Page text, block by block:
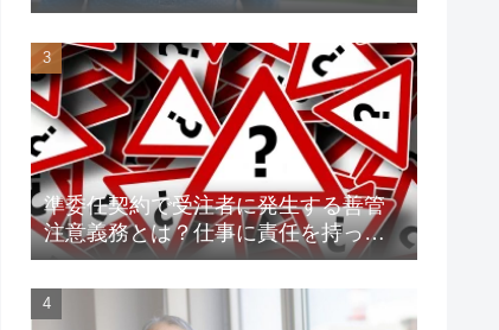
る？老後資金対策も解説！
準委任契約で受注者に発生する善管
注意義務とは？仕事に責任を持って
トラブルを未然に防ごう！